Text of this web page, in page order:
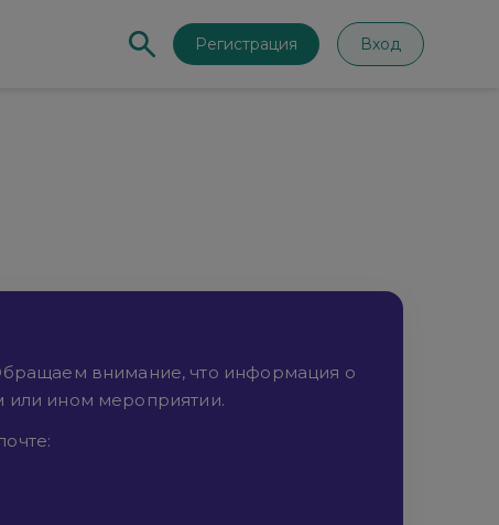
Регистрация Вход
внимание, что информация о
или ином мероприятии.